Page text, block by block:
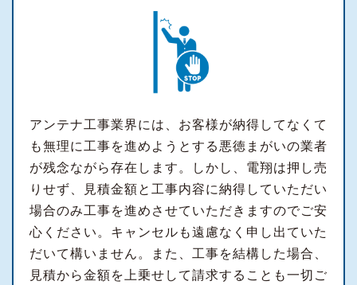
アンテナ工事業界には、お客様が納得してなくて
も無理に工事を進めようとする悪徳まがいの業者
が残念ながら存在します。しかし、電翔は押し売
りせず、見積金額と工事内容に納得していただい
場合のみ工事を進めさせていただきますのでご安
心ください。キャンセルも遠慮なく申し出ていた
だいて構いません。また、工事を結構した場合、
見積から金額を上乗せして請求することも一切ご